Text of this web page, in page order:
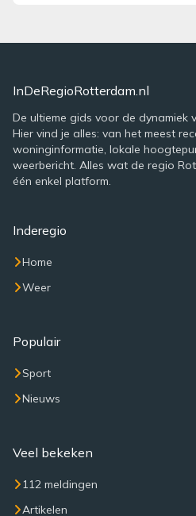
InDeRegioRotterdam.nl
De ultieme gids voor de dynamiek
Hier vind je alles: van het meest
woninginformatie, lokale
weerbericht. Alles wat de regio
één enkel platform.
Inderegio
Home
Weer
Populair
Sport
Nieuws
Veel bekeken
112 meldingen
Artikelen